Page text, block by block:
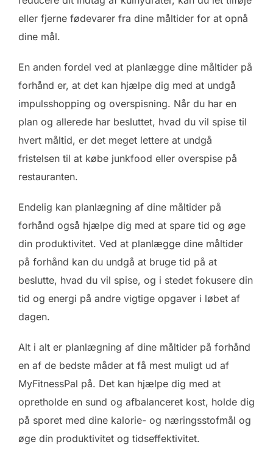
eller fjerne fødevarer fra dine måltider for at opnå
dine mål.
En anden fordel ved at planlægge dine måltider på
forhånd er, at det kan hjælpe dig med at undgå
impulsshopping og overspisning. Når du har en
plan og allerede har besluttet, hvad du vil spise til
hvert måltid, er det meget lettere at undgå
fristelsen til at købe junkfood eller overspise på
restauranten.
Endelig kan planlægning af dine måltider på
forhånd også hjælpe dig med at spare tid og øge
din produktivitet. Ved at planlægge dine måltider
på forhånd kan du undgå at bruge tid på at
beslutte, hvad du vil spise, og i stedet fokusere din
tid og energi på andre vigtige opgaver i løbet af
dagen.
Alt i alt er planlægning af dine måltider på forhånd
en af de bedste måder at få mest muligt ud af
MyFitnessPal på. Det kan hjælpe dig med at
opretholde en sund og afbalanceret kost, holde dig
på sporet med dine kalorie- og næringsstofmål og
øge din produktivitet og tidseffektivitet.